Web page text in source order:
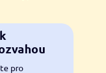
pro